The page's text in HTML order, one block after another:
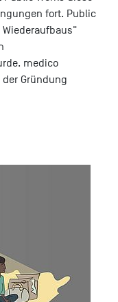
fort. Public
medico
Gründung